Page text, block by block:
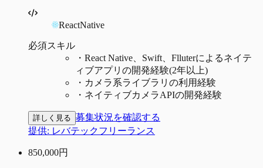
ReactNative
必須スキル
・ React Native、Swift、Flluterによるネイテ
ィブアプリの開発経験(2年以上)
・ カメラ系ライブラリの利用経験
・ ネイティブカメラAPIの開発経験
詳しく見る 募集状況を確認する
提供: レバテックフリーランス
850,000円